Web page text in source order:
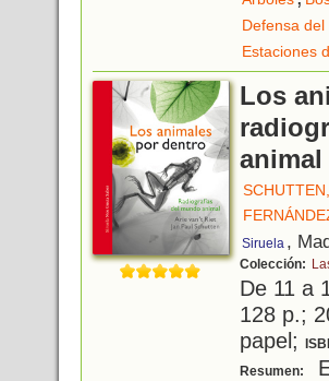
Defensa
Estaciones
Los
animal
Siruela ,
Colección:
De 11 a
128 p.;
papel;
Resumen: